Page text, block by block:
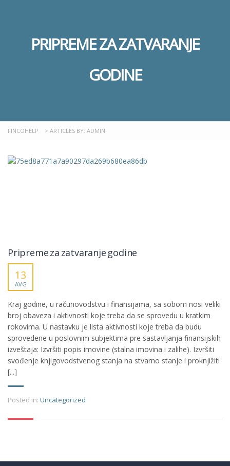
PRIPREME ZA ZATVARANJE
GODINE
FINCOHELP > ARTICLES BY: ADMIN
Pripreme za zatvaranje godine
13
AVG
Kraj godine, u računovodstvu i finansijama, sa sobom nosi veliki
broj obaveza i aktivnosti koje treba da se sprovedu u kratkim
rokovima. U nastavku je lista aktivnosti koje treba da budu
sprovedene u poslovnim subjektima pre sastavljanja finansijskih
izveštaja: Izvršiti popis imovine (stalna imovina i zalihe). Izvršiti
svođenje knjigovodstvenog stanja na stvarno stanje i proknjižiti
[...]
Posted in: Uncategorized